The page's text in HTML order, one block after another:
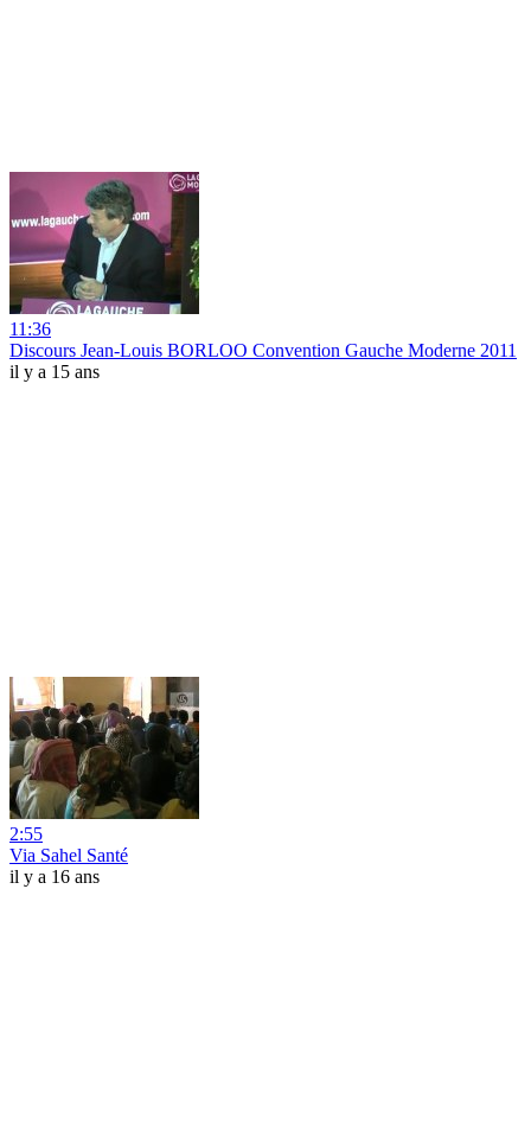
11:36
Discours Jean-Louis BORLOO Convention Gauche Moderne 2011
il y a 15 ans
2:55
Via Sahel Santé
il y a 16 ans